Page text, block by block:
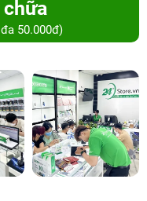
50.000đ)